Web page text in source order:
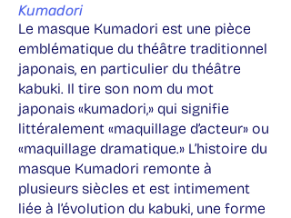
Kumadori
Le masque Kumadori est une pièce
emblématique du théâtre traditionnel
japonais, en particulier du théâtre
kabuki. Il tire son nom du mot
japonais «kumadori,» qui signifie
littéralement «maquillage d’acteur» ou
«maquillage dramatique.» L’histoire du
masque Kumadori remonte à
plusieurs siècles et est intimement
liée à l’évolution du kabuki, une forme